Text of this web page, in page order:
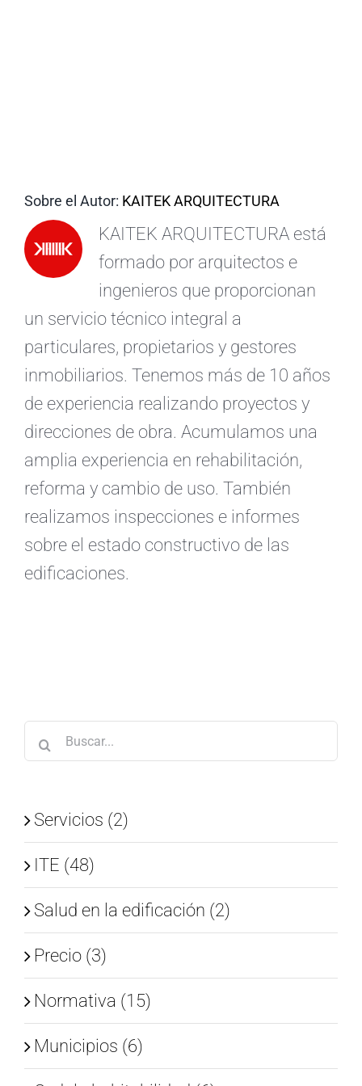
Sobre el Autor: KAITEK ARQUITECTURA
KAITEK ARQUITECTURA está
formado por arquitectos e
ingenieros que proporcionan
un servicio técnico integral a
particulares, propietarios y gestores
inmobiliarios. Tenemos más de 10 años
de experiencia realizando proyectos y
direcciones de obra. Acumulamos una
amplia experiencia en rehabilitación,
reforma y cambio de uso. También
realizamos inspecciones e informes
sobre el estado constructivo de las
edificaciones.
Buscar:
Servicios (2)
ITE (48)
Salud en la edificación (2)
Precio (3)
Normativa (15)
Municipios (6)